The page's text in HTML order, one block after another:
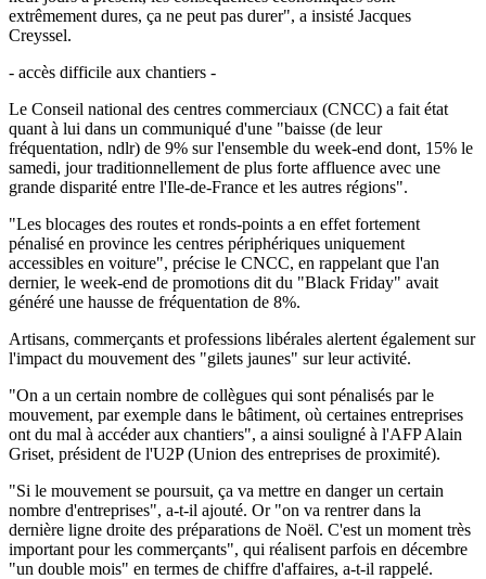
extrêmement dures, ça ne peut pas durer", a insisté Jacques
Creyssel.
- accès difficile aux chantiers -
Le Conseil national des centres commerciaux (CNCC) a fait état
quant à lui dans un communiqué d'une "baisse (de leur
fréquentation, ndlr) de 9% sur l'ensemble du week-end dont, 15% le
samedi, jour traditionnellement de plus forte affluence avec une
grande disparité entre l'Ile-de-France et les autres régions".
"Les blocages des routes et ronds-points a en effet fortement
pénalisé en province les centres périphériques uniquement
accessibles en voiture", précise le CNCC, en rappelant que l'an
dernier, le week-end de promotions dit du "Black Friday" avait
généré une hausse de fréquentation de 8%.
Artisans, commerçants et professions libérales alertent également sur
l'impact du mouvement des "gilets jaunes" sur leur activité.
"On a un certain nombre de collègues qui sont pénalisés par le
mouvement, par exemple dans le bâtiment, où certaines entreprises
ont du mal à accéder aux chantiers", a ainsi souligné à l'AFP Alain
Griset, président de l'U2P (Union des entreprises de proximité).
"Si le mouvement se poursuit, ça va mettre en danger un certain
nombre d'entreprises", a-t-il ajouté. Or "on va rentrer dans la
dernière ligne droite des préparations de Noël. C'est un moment très
important pour les commerçants", qui réalisent parfois en décembre
"un double mois" en termes de chiffre d'affaires, a-t-il rappelé.